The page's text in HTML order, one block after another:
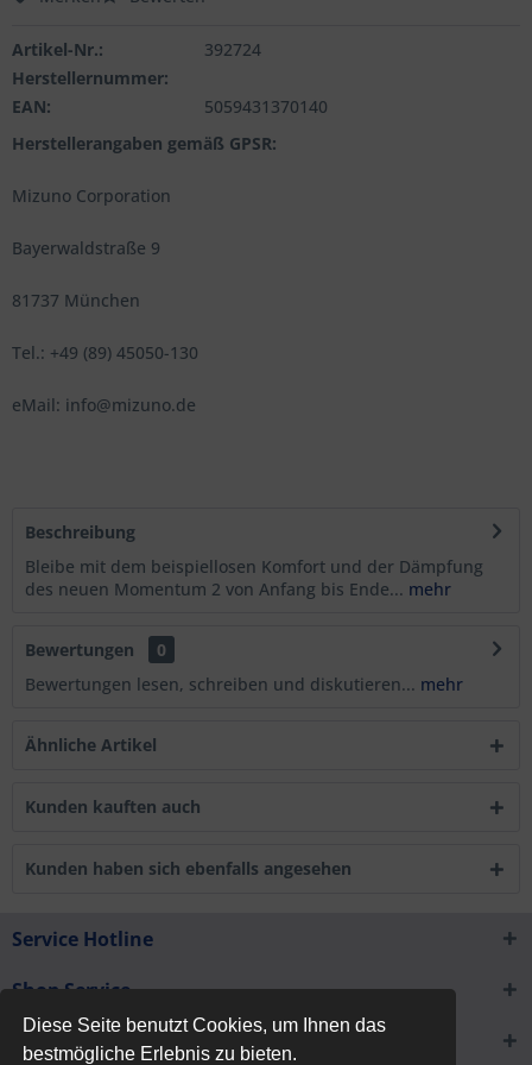
Diese Seite benutzt Cookies, um Ihnen das
bestmögliche Erlebnis zu bieten.
Artikel-Nr.:
392724
Herstellernummer:
EAN:
5059431370140
Herstellerangaben gemäß GPSR:
Mizuno Corporation
Bayerwaldstraße 9
81737 München
Tel.: +49 (89) 45050-130
eMail: info@mizuno.de
Beschreibung
Bleibe mit dem beispiellosen Komfort und der Dämpfung
des neuen Momentum 2 von Anfang bis Ende... mehr
Bewertungen
0
Bewertungen lesen, schreiben und diskutieren... mehr
Ähnliche Artikel
Kunden kauften auch
Kunden haben sich ebenfalls angesehen
Service Hotline
Shop Service
Informationen